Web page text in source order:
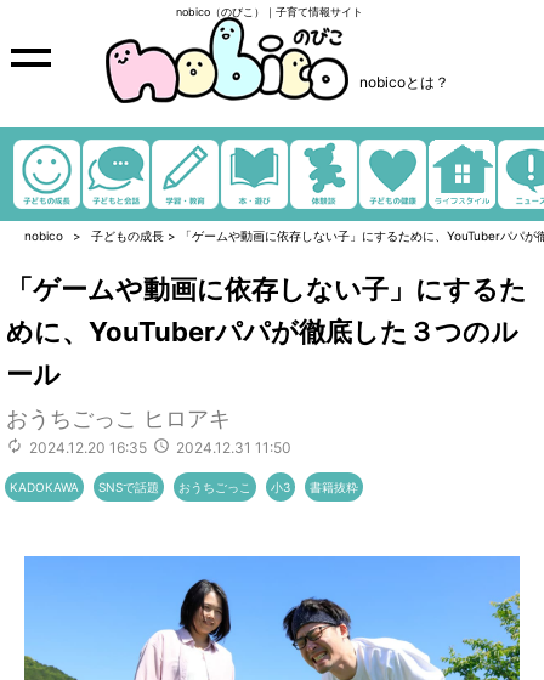
nobico（のびこ）｜子育て情報サイト
nobicoとは？
nobico 子どもの成長 > 「ゲームや動画に依存しない子」にするために、YouTuberパパが
「ゲームや動画に依存しない子」にするた
めに、YouTuberパパが徹底した３つのル
ール
おうちごっこ ヒロアキ
2024.12.20 16:35 2024.12.31 11:50
KADOKAWA SNSで話題 おうちごっこ 小3 書籍抜粋